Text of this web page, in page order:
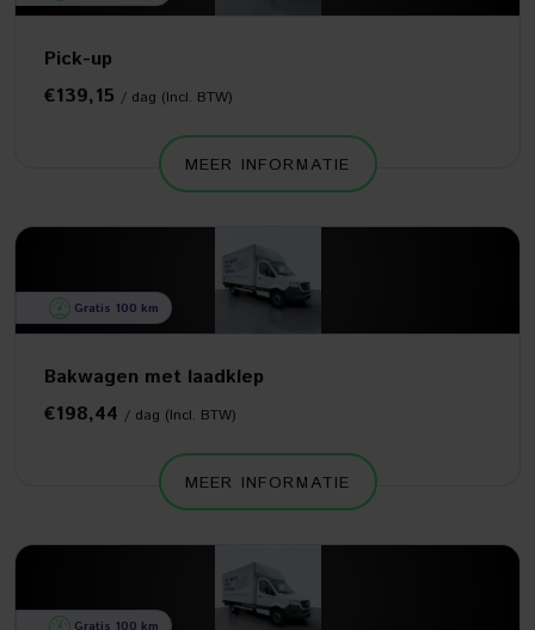
Pick-up
€139,15 / dag (Incl. BTW)
MEER INFORMATIE
Gratis 100 km
Bakwagen met laadklep
€198,44 / dag (Incl. BTW)
MEER INFORMATIE
Gratis 100 km